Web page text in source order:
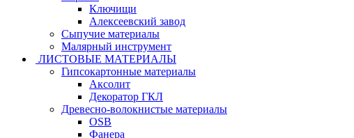
Ключищи
Алексеевский завод
Сыпучие материалы
Малярный инструмент
ЛИСТОВЫЕ МАТЕРИАЛЫ
Гипсокартонные материалы
Аксолит
Декоратор ГКЛ
Древесно-волокнистые материалы
OSB
Фанера